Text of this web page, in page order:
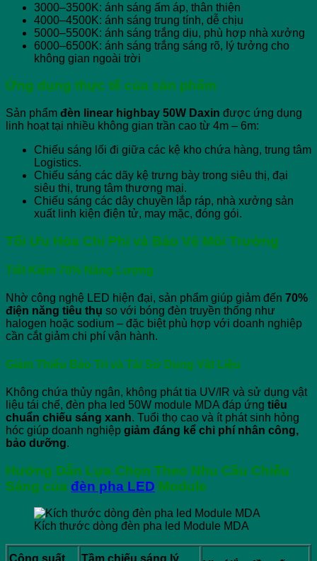
3000–3500K: ánh sáng ấm áp, thân thiện
4000–4500K: ánh sáng trung tính, dễ chịu
5000–5500K: ánh sáng trắng dịu, phù hợp nhà xưởng
6000–6500K: ánh sáng trắng sáng rõ, lý tưởng cho
không gian ngoài trời
Ứng dụng thực tế của sản phẩm
Sản phẩm đèn linear highbay 50W Daxin được ứng dụng
linh hoạt tại nhiều không gian trần cao từ 4m – 6m:
Chiếu sáng lối đi giữa các kệ kho chứa hàng, trung tâm
Logistics.
Chiếu sáng các dãy kệ trưng bày trong siêu thị, đại
siêu thị, trung tâm thương mại.
Chiếu sáng các dây chuyền lắp ráp, nhà xưởng sản
xuất linh kiện điện tử, may mặc, đóng gói.
Tối Ưu Hóa Chi Phí và Bảo Vệ Môi Trường
Tiết Kiệm 70% Năng Lượng
Nhờ công nghệ LED hiện đại, sản phẩm giúp giảm đến 70%
điện năng tiêu thụ so với bóng đèn truyền thống như
halogen hoặc sodium – đặc biệt phù hợp với doanh nghiệp
cần cắt giảm chi phí vận hành.
Giảm Thiểu Bảo Trì và Tái Sử Dụng Vật Liệu
Không chứa thủy ngân, không phát tia UV/IR và sử dụng vật
liệu tái chế, đèn pha led 50W module MDA đáp ứng tiêu
chuẩn chiếu sáng xanh. Tuổi thọ cao và ít phát sinh hỏng
hóc giúp doanh nghiệp giảm đáng kể chi phí nhân công,
bảo dưỡng.
Hướng Dẫn Lựa Chọn Theo Nhu Cầu Chiếu
Sáng của đèn pha LED Module
Kích thước dòng đèn pha led Module MDA